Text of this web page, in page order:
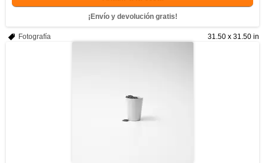
¡Envío y devolución gratis!
31.50 x 31.50 in
Fotografía